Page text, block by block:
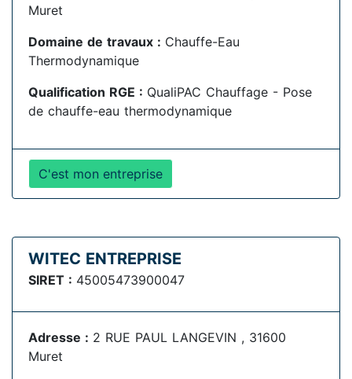
Muret
Domaine de travaux : Chauffe-Eau
Thermodynamique
Qualification RGE : QualiPAC Chauffage - Pose
de chauffe-eau thermodynamique
C'est mon entreprise
WITEC ENTREPRISE
SIRET : 45005473900047
Adresse : 2 RUE PAUL LANGEVIN , 31600
Muret